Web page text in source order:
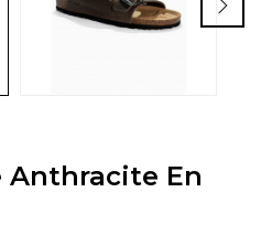
Anthracite En